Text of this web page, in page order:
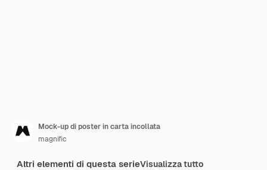
Mock-up di poster in carta incollata
magnific
Altri elementi di questa serieVisualizza tutto